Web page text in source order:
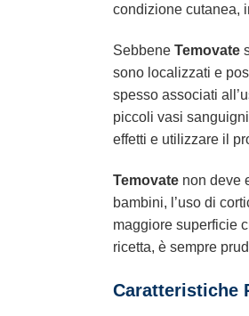
condizione cutanea,
Sebbene Temovate
sono localizzati e
spesso associati
piccoli vasi
effetti e utilizzare il
Temovate non deve
bambini, l’uso di
maggiore superficie
ricetta, è sempre
Caratteristiche